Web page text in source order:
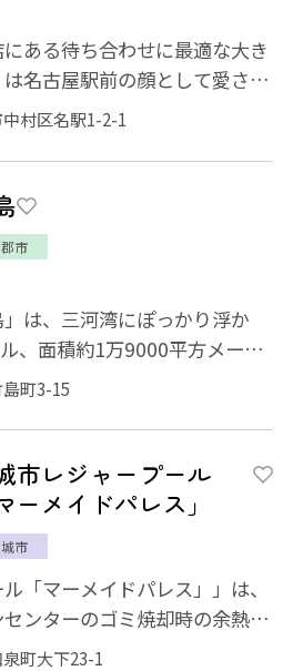
ある待ち合わせに最適な大き
名古屋駅前の顔として愛され
6ｍ10cm。そんなナナ...
村区名駅1-2-1
市
は、三河湾にぽっかり浮か
、面積約1万9000平方メート
岸からの距離は約400メー...
町3-15
市レジャープール
ーメイドパレス」
市
「マーメイドパレス」」は、
ンターのゴミ焼却時の余熱を
プールで、年間を通...
町大下23-1